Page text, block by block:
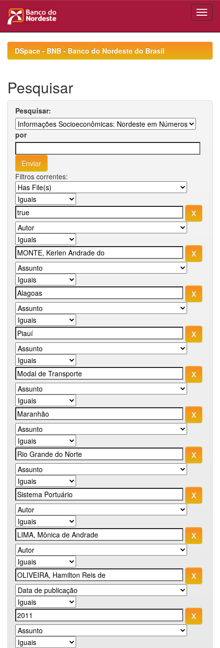
navigationDSpace - BNB - Banco do Nordeste do Brasil
Pesquisar
Pesquisar:
por
Filtros correntes: